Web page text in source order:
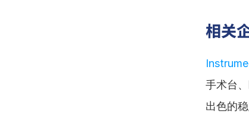
相关
手术台
出色的